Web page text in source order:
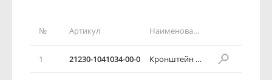
№ Артикул Наименование детали
1 21230-1041034-00-0 Кронштейн генератора